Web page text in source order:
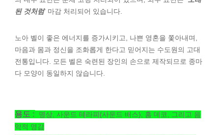
된 것처럼’ 마감 처리되어 있습니다.
노아 벨이 좋은 에너지를 증가시키고, 나쁜 영혼을 쫓아내며,
마음과 몸과 정신을 조화롭게 한다고 믿어지는 수도원의 고대
전통입니다. 모든 벨은 숙련된 장인의 손으로 제작되므로 종마
다 모양이 동일하지 않습니다.
용도 :
명상, 사운드 테라피(사운드 배스), 홈 데코, 그리고 음
악적 영감